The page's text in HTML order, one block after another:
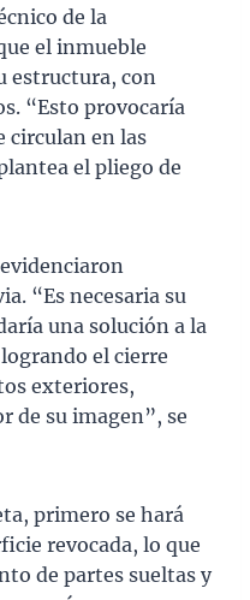
de la
el inmueble
estructura, con
“Esto provocaría
circulan en las
el pliego de
“Es necesaria su
una solución a la
el cierre
exteriores,
de su imagen”, se
primero se hará
revocada, lo que
de partes sueltas y